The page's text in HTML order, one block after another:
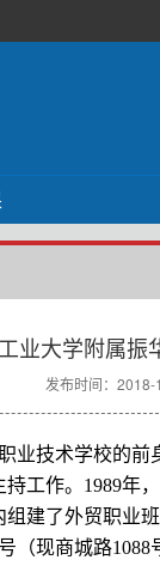
业大学附属
发布时间：
业技术学校的
工作。1989年
建了外贸职业
（现商城路